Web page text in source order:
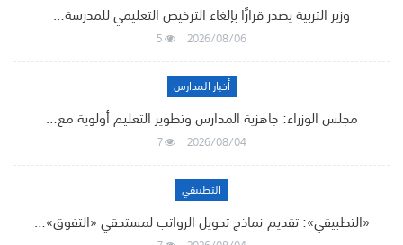
وزير التربية يصدر قرارًا بإلغاء الترخيص التعليمي للمدرسة…
2026/08/06
5
أخبار المدارس
مجلس الوزراء: جاهزية المدارس وتطوير التعليم أولوية مع…
2026/08/04
7
التطبيقي
«التطبيقي»: تقديم نماذج تحويل الرواتب لمستحقي «التفوق»…